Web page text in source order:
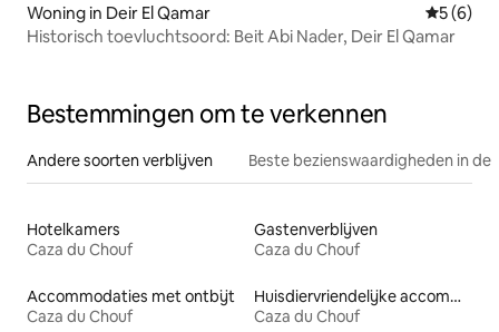
Woning in Deir El Qamar
5 (6)
Historisch toevluchtsoord: Beit Abi Nader, Deir El Qamar
Bestemmingen om te verkennen
Andere soorten verblijven Beste bezienswaardigheden in de
Hotelkamers
Caza du Chouf
Gastenverblijven
Caza du Chouf
Accommodaties met ontbijt
Caza du Chouf
Huisdiervriendelijke accommodaties
Caza du Chouf